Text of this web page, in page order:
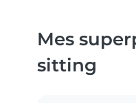
Mes
sitting